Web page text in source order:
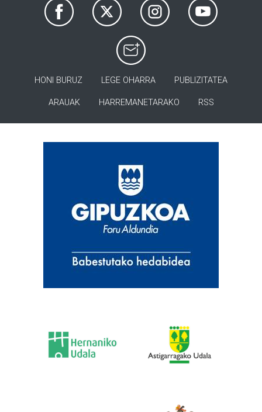
HONI BURUZ LEGE OHARRA PUBLIZITATEA
ARAUAK HARREMANETARAKO RSS